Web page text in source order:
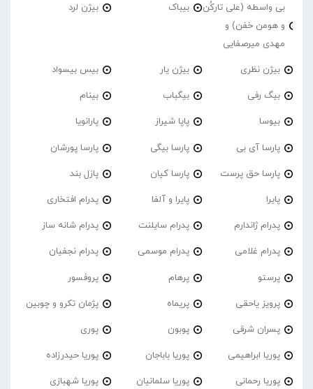
بی واسطه (علی تارکُن
و هومن خفن) و
مهدی میرصفایی
بیباک بیژن لرد
بیژن نظری بیژن یار بیس بیسواد
بیگ رفی بیگباب بینام
بیوسا پاپا شیراز پارانویا
پارسا آی بی پارسا بیگی پارسا پورشان
پارسا حق پرست پارسا کیان پازل بند
پایرا پایرا و آلفا پدرام افتخاری
پدرام ژاندارم پدرام‌ سایلنت پدرام شانه ساز
پدرام غلامی پدرام موسمی پدرام نجفیان
پرستو پرهام پروفسور
پرویز یاحقی پریماه پژمان تکرو و چوبین
پسران شرقی پوبون پوری
پوریا ابراهیمی پوریا باباجان پوریا حیدرزاده
پوریا رحمانی پوریا سلمانیان پوریا شهبازی